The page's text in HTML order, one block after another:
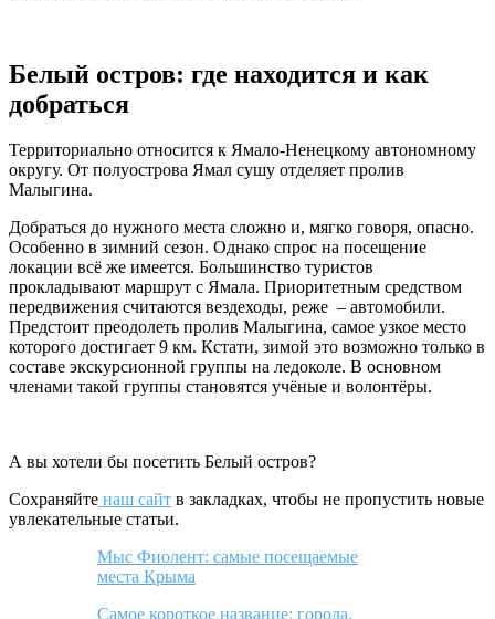
Белый остров: где находится и как
добраться
Территориально относится к Ямало-Ненецкому автономному
округу. От полуострова Ямал сушу отделяет пролив
Малыгина.
Добраться до нужного места сложно и, мягко говоря, опасно.
Особенно в зимний сезон. Однако спрос на посещение
локации всё же имеется. Большинство туристов
прокладывают маршрут с Ямала. Приоритетным средством
передвижения считаются вездеходы, реже – автомобили.
Предстоит преодолеть пролив Малыгина, самое узкое место
которого достигает 9 км. Кстати, зимой это возможно только в
составе экскурсионной группы на ледоколе. В основном
членами такой группы становятся учёные и волонтёры.
А вы хотели бы посетить Белый остров?
Сохраняйте наш сайт в закладках, чтобы не пропустить новые
увлекательные статьи.
Мыс Фиолент: самые посещаемые
места Крыма
Самое короткое название: города,